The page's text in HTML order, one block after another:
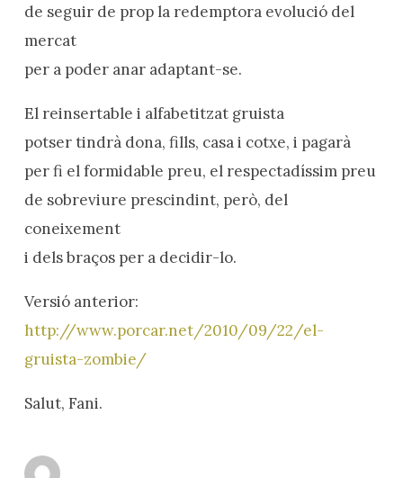
de seguir de prop la redemptora evolució del
mercat
per a poder anar adaptant-se.
El reinsertable i alfabetitzat gruista
potser tindrà dona, fills, casa i cotxe, i pagarà
per fi el formidable preu, el respectadíssim preu
de sobreviure prescindint, però, del
coneixement
i dels braços per a decidir-lo.
Versió anterior:
http://www.porcar.net/2010/09/22/el-
gruista-zombie/
Salut, Fani.